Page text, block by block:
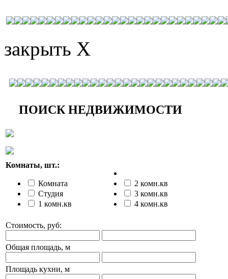
закрыть X
ПОИСК НЕДВИЖИМОСТИ
Комнаты, шт.:
Комната
Студия
1 комн.кв
2 комн.кв
3 комн.кв
4 комн.кв
Стоимость, руб:
Общая площадь, м
Площадь кухни, м